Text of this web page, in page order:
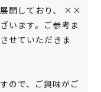
開しており、 ××
います。ご参考ま
せていただきま
ので、ご興味がご